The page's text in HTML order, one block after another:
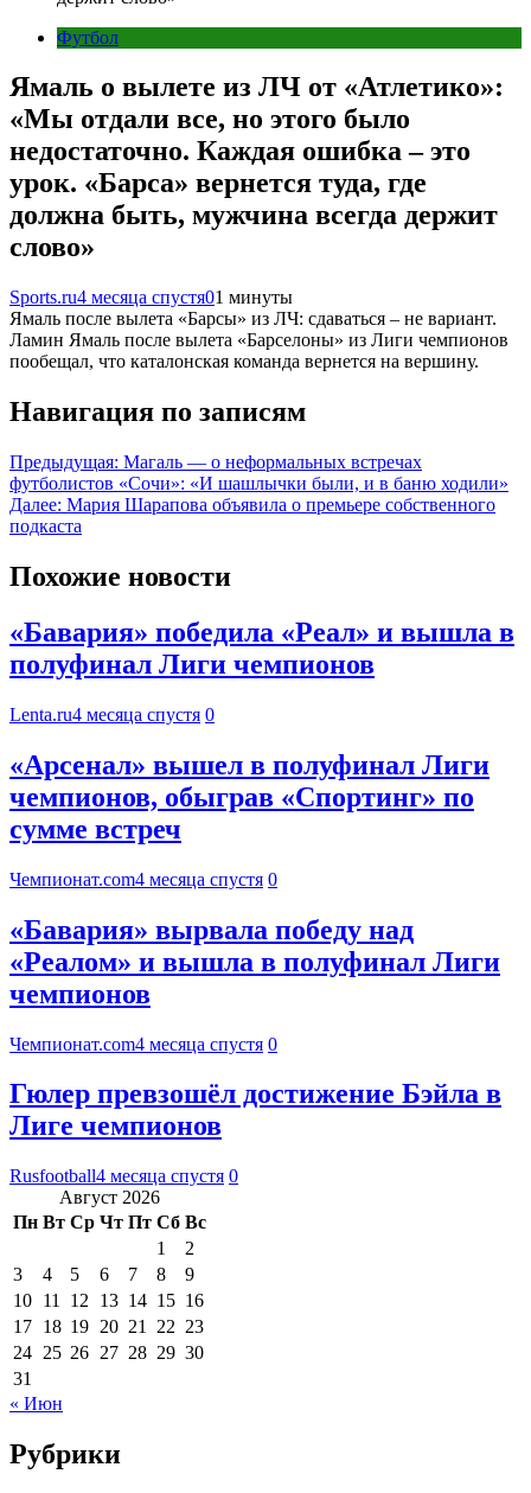
Футбол
Ямаль о вылете из ЛЧ от «Атлетико»:
«Мы отдали все, но этого было
недостаточно. Каждая ошибка – это
урок. «Барса» вернется туда, где
должна быть, мужчина всегда держит
слово»
Sports.ru4 месяца спустя01 минуты
Ямаль после вылета «Барсы» из ЛЧ: сдаваться – не вариант.
Ламин Ямаль после вылета «Барселоны» из Лиги чемпионов
пообещал, что каталонская команда вернется на вершину.
Навигация по записям
Предыдущая: Магаль — о неформальных встречах
футболистов «Сочи»: «И шашлычки были, и в баню ходили»
Далее: Мария Шарапова объявила о премьере собственного
подкаста
Похожие новости
«Бавария» победила «Реал» и вышла в
полуфинал Лиги чемпионов
Lenta.ru4 месяца спустя 0
«Арсенал» вышел в полуфинал Лиги
чемпионов, обыграв «Спортинг» по
сумме встреч
Чемпионат.com4 месяца спустя 0
«Бавария» вырвала победу над
«Реалом» и вышла в полуфинал Лиги
чемпионов
Чемпионат.com4 месяца спустя 0
Гюлер превзошёл достижение Бэйла в
Лиге чемпионов
Rusfootball4 месяца спустя 0
Август 2026
Пн Вт Ср Чт Пт Сб Вс
1
2
3
4 5 6 7 8
9
10 11 12 13 14 15 16
17 18 19 20 21 22 23
24 25 26 27 28 29 30
31
« Июн
Рубрики